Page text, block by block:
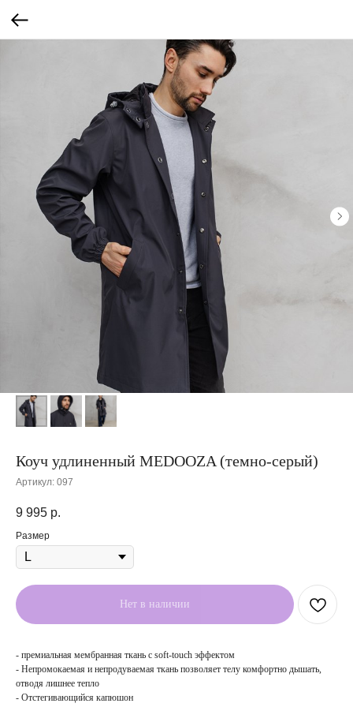
Коуч удлиненный MEDOOZA (темно-серый)
Артикул: 097
9 995 р.
Размер
Нет в наличии
- премиальная мембранная ткань с soft-touch эффектом
- Непромокаемая и непродуваемая ткань позволяет телу комфортно дышать,
отводя лишнее тепло
- Отстегивающийся капюшон